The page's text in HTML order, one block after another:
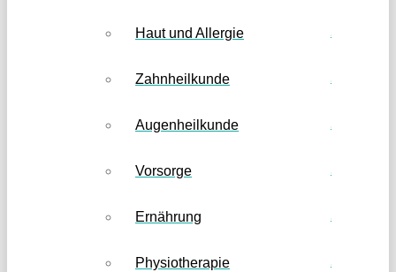
Haut und Allergie
Zahnheilkunde
Augenheilkunde
Vorsorge
Ernährung
Physiotherapie